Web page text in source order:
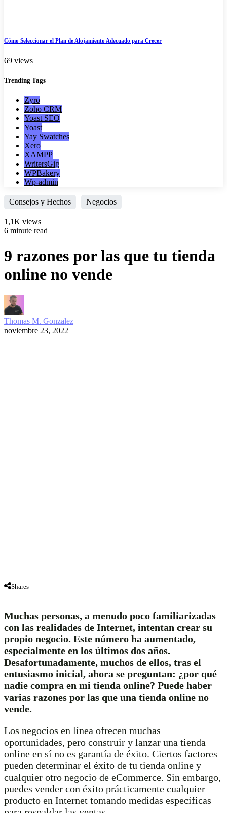
Cómo Seleccionar el Plan de Alojamiento Adecuado para Crecer
69 views
Trending Tags
Zyro
Zoho CRM
Yoast SEO
Yoast
Yay Swatches
Xero
XAMPP
WritersGig
WPBakery
Wp-admin
Consejos y Hechos Negocios
1,1K views
6 minute read
9 razones por las que tu tienda
online no vende
Thomas M. Gonzalez
noviembre 23, 2022
Shares
Muchas personas, a menudo poco familiarizadas
con las realidades de Internet, intentan crear su
propio negocio. Este número ha aumentado,
especialmente en los últimos dos años.
Desafortunadamente, muchos de ellos, tras el
entusiasmo inicial, ahora se preguntan: ¿por qué
nadie compra en mi tienda online? Puede haber
varias razones por las que una tienda online no
vende.
Los negocios en línea ofrecen muchas
oportunidades, pero construir y lanzar una tienda
online en sí no es garantía de éxito. Ciertos factores
pueden determinar el éxito de tu tienda online y
cualquier otro negocio de eCommerce. Sin embargo,
puedes vender con éxito prácticamente cualquier
producto en Internet tomando medidas específicas